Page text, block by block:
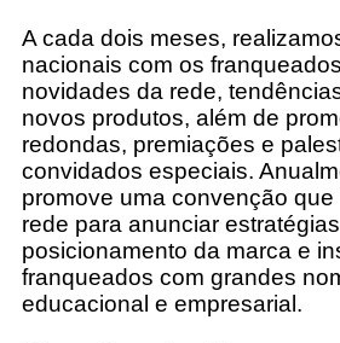
A cada dois meses,
nacionais com os
novidades da rede,
novos produtos, além de
redondas, premiações e
convidados especiais.
promove uma convenção
rede para anunciar
posicionamento da marca e
franqueados com grandes
educacional e empresarial.